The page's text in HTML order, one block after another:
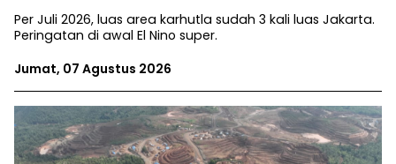
Per Juli 2026, luas area karhutla sudah 3 kali luas Jakarta.
Peringatan di awal El Nino super.
Jumat, 07 Agustus 2026